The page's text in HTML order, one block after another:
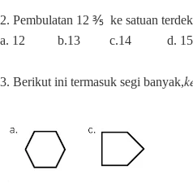
2. Pembulatan 12 ⅗ ke satuan
a. 12
b.13 c.14 d. 15
3. Berikut ini termasuk segi banyak,